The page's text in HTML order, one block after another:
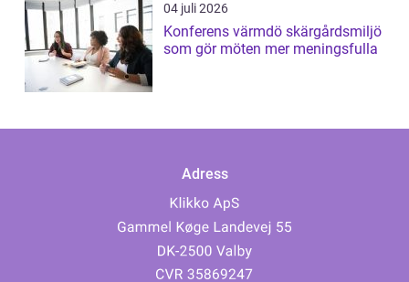
04 juli 2026
Konferens värmdö skärgårdsmiljö
som gör möten mer meningsfulla
Adress